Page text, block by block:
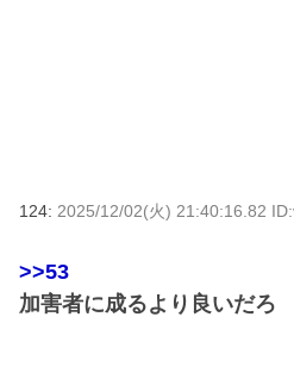
124: 2025/12/02(火) 21:40:16.82
>>53
加害者に成るより良いだろ